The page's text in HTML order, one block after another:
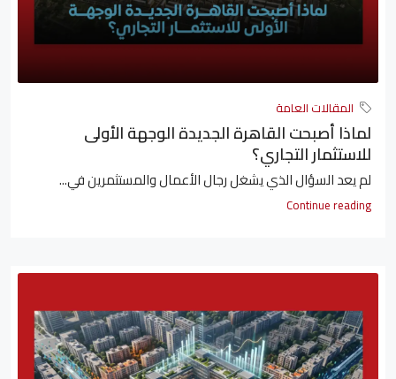
المقالات العامة
لماذا أصبحت القاهرة الجديدة الوجهة الأولى
للاستثمار التجاري؟
لم يعد السؤال الذي يشغل رجال الأعمال والمستثمرين في...
Continue reading